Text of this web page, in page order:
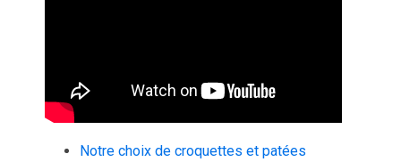
Notre choix de croquettes et patées